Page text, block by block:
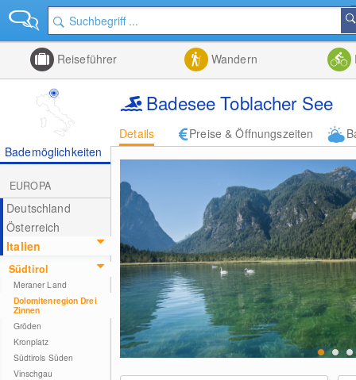
Reiseführer Wandern
Badesee Toblacher See
Details Preise & Öffnungszeiten
Bademöglichkeiten
EUROPA
Deutschland
Österreich
Italien
Südtirol
Meraner Land
Dolomitenregion Drei
Zinnen
Gröden
Kronplatz
Südtirols Süden
Vinschgau